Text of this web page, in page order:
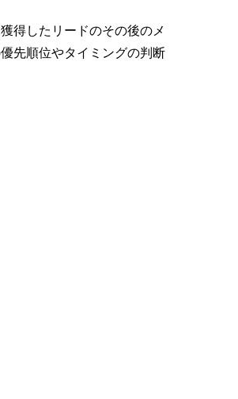
得したリードのその後のメ
先順位やタイミングの判断